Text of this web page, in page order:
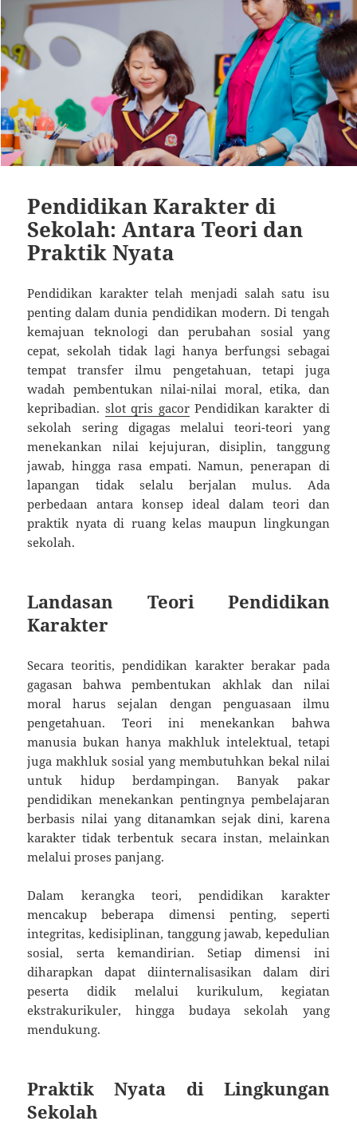
Pendidikan Karakter di
Sekolah: Antara Teori dan
Praktik Nyata
Pendidikan karakter telah menjadi salah satu isu
penting dalam dunia pendidikan modern. Di tengah
kemajuan teknologi dan perubahan sosial yang
cepat, sekolah tidak lagi hanya berfungsi sebagai
tempat transfer ilmu pengetahuan, tetapi juga
wadah pembentukan nilai-nilai moral, etika, dan
kepribadian. slot qris gacorPendidikan karakter di
sekolah sering digagas melalui teori-teori yang
menekankan nilai kejujuran, disiplin, tanggung
jawab, hingga rasa empati. Namun, penerapan di
lapangan tidak selalu berjalan mulus. Ada
perbedaan antara konsep ideal dalam teori dan
praktik nyata di ruang kelas maupun lingkungan
sekolah.
Landasan Teori Pendidikan
Karakter
Secara teoritis, pendidikan karakter berakar pada
gagasan bahwa pembentukan akhlak dan nilai
moral harus sejalan dengan penguasaan ilmu
pengetahuan. Teori ini menekankan bahwa
manusia bukan hanya makhluk intelektual, tetapi
juga makhluk sosial yang membutuhkan bekal nilai
untuk hidup berdampingan. Banyak pakar
pendidikan menekankan pentingnya pembelajaran
berbasis nilai yang ditanamkan sejak dini, karena
karakter tidak terbentuk secara instan, melainkan
melalui proses panjang.
Dalam kerangka teori, pendidikan karakter
mencakup beberapa dimensi penting, seperti
integritas, kedisiplinan, tanggung jawab, kepedulian
sosial, serta kemandirian. Setiap dimensi ini
diharapkan dapat diinternalisasikan dalam diri
peserta didik melalui kurikulum, kegiatan
ekstrakurikuler, hingga budaya sekolah yang
mendukung.
Praktik Nyata di Lingkungan
Sekolah